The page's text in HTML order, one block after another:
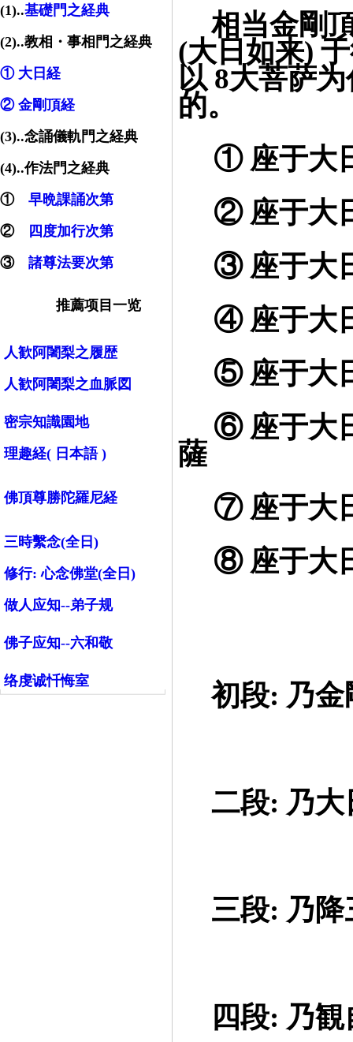
==相当金剛
(大日如来)
以 8大菩萨
的。
① 座于大
② 座于大
③ 座于大
④ 座于大
⑤ 座于大日
⑥ 座于大日
薩
⑦ 座于大
⑧ 座于大日
==初段: 乃
二段: 乃
三段: 乃
四段: 乃
(1)..基礎門之経典
(2)..教相・事相門之経典
① 大日経
② 金剛頂経
(3)..念誦儀軌門之経典
(4)..作法門之経典
① 早晩課誦次第
②
四度加行次第
③ 諸尊法要次第
推薦项目一览
人歓阿闍梨之履歴
人歓阿闍梨之血脈図
密宗知識園地
理趣経( 日本語 )
佛頂尊勝陀羅尼経
三時繫念(全日)
修行:心念佛堂(全日)
做人应知--弟子规
佛子应知--六和敬
络虔诚忏悔室